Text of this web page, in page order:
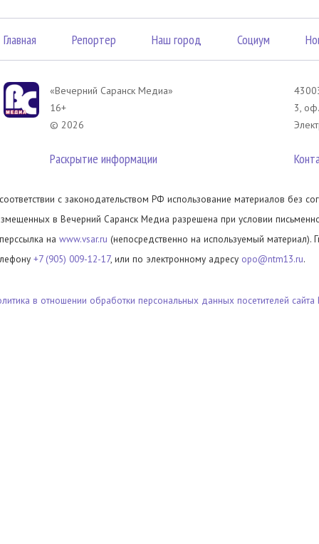
Главная Репортер Наш город Социум
«Вечерний Саранск Mедиа»
16+
© 2026
Раскрытие информации
3,
с законодательством РФ использование материалов без
в Вечерний Саранск Медиа разрешена при условии
на www.vsar.ru (непосредственно на используемый материал).
+7 (905) 009-12-17, или по электронному адресу opo@ntm13.ru.
в отношении обработки персональных данных посетителей